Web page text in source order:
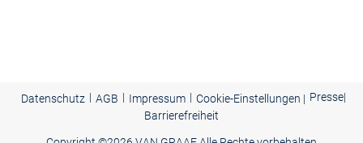
Datenschutz | AGB | Impressum | Cookie-Einstellungen | Presse|
Barrierefreiheit